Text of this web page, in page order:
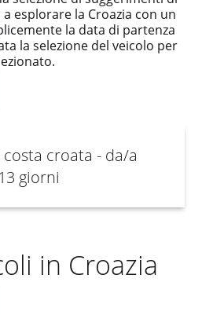
esplorare la Croazia con un
la data di partenza
la selezione del veicolo per
costa croata - da/a
giorni
in Croazia